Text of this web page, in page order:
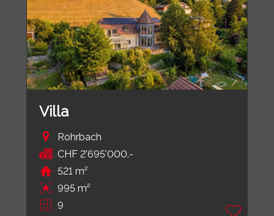
Villa
Rohrbach
CHF 2'695'000.-
521 m²
995 m²
9